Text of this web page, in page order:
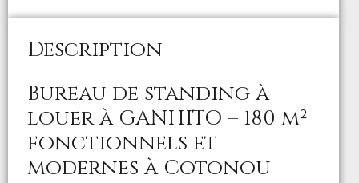
Description
Bureau de standing à
louer à GANHITO – 180 m²
fonctionnels et
modernes à Cotonou